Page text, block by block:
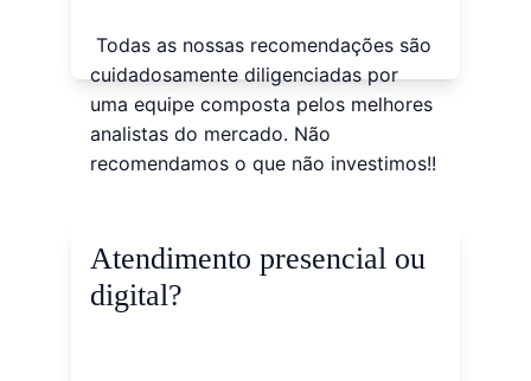
cuidadosamente diligenciadas por
uma equipe composta pelos melhores
analistas do mercado. Não
recomendamos o que não investimos!!
Atendimento presencial ou
digital?